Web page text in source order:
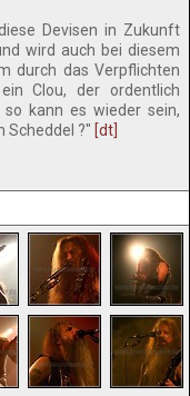
Devisen in Zukunft
wird auch bei diesem
durch das Verpflichten
Clou, der ordentlich
kann es wieder sein,
Scheddel ?" [dt]